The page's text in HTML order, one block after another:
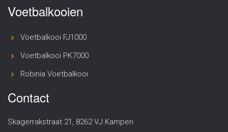
Voetbalkooien
Voetbalkooi FJ1000
Voetbalkooi PK7000
Robinia Voetbalkooi
Contact
Skagerrakstraat 21, 8262 VJ Kampen